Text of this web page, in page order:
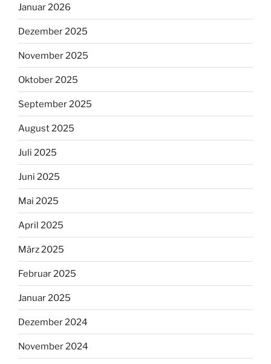
Januar 2026
Dezember 2025
November 2025
Oktober 2025
September 2025
August 2025
Juli 2025
Juni 2025
Mai 2025
April 2025
März 2025
Februar 2025
Januar 2025
Dezember 2024
November 2024